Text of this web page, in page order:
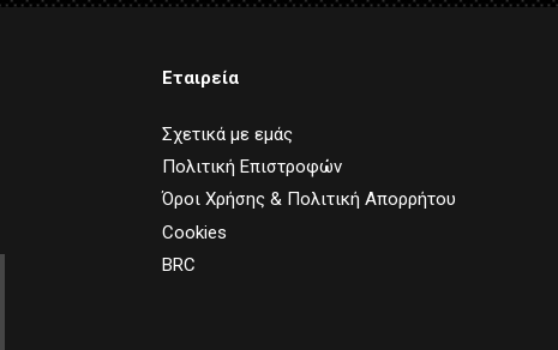
Εταιρεία
Σχετικά με εμάς
Πολιτική Επιστροφών
Όροι Χρήσης & Πολιτική Απορρήτου
Cookies
BRC